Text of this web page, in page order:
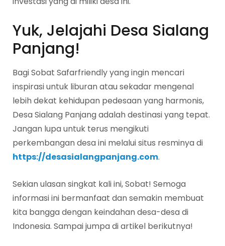
Yuk, Jelajahi Desa Sialang
Panjang!
Bagi Sobat Safarfriendly yang ingin mencari
inspirasi untuk liburan atau sekadar mengenal
lebih dekat kehidupan pedesaan yang harmonis,
Desa Sialang Panjang adalah destinasi yang tepat.
Jangan lupa untuk terus mengikuti
perkembangan desa ini melalui situs resminya di
https://desasialangpanjang.com.
Sekian ulasan singkat kali ini, Sobat! Semoga
informasi ini bermanfaat dan semakin membuat
kita bangga dengan keindahan desa-desa di
Indonesia. Sampai jumpa di artikel berikutnya!